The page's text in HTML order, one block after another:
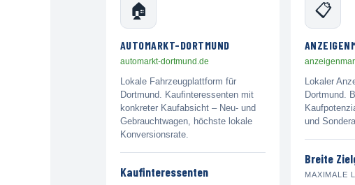
🏠
AUTOMARKT-DORTMUND
automarkt-dortmund.de
Lokale Fahrzeugplattform für
Dortmund. Kaufinteressenten mit
konkreter Kaufabsicht – Neu- und
Gebrauchtwagen, höchste lokale
Konversionsrate.
Kaufinteressenten
📋
Lokaler
Dortmund.
und
Breite
MAXIMALE